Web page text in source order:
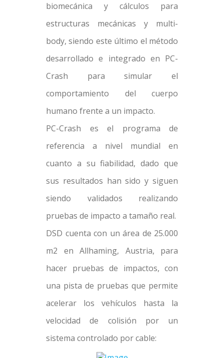
biomecánica y cálculos para
estructuras mecánicas y multi-
body, siendo este último el método
desarrollado e integrado en PC-
Crash para simular el
comportamiento del cuerpo
humano frente a un impacto.
PC-Crash es el programa de
referencia a nivel mundial en
cuanto a su fiabilidad, dado que
sus resultados han sido y siguen
siendo validados realizando
pruebas de impacto a tamaño real.
DSD cuenta con un área de 25.000
m2 en Allhaming, Austria, para
hacer pruebas de impactos, con
una pista de pruebas que permite
acelerar los vehículos hasta la
velocidad de colisión por un
sistema controlado por cable: